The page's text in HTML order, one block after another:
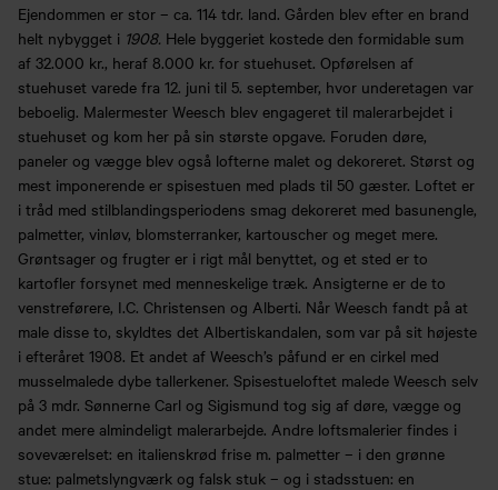
Ejendommen er stor – ca. 114 tdr. land. Gården blev efter en brand
helt nybygget i 1908. Hele byggeriet kostede den formidable sum
af 32.000 kr., heraf 8.000 kr. for stuehuset. Opførelsen af
stuehuset varede fra 12. juni til 5. september, hvor underetagen var
beboelig. Malermester Weesch blev engageret til malerarbejdet i
stuehuset og kom her på sin største opgave. Foruden døre,
paneler og vægge blev også lofterne malet og dekoreret. Størst og
mest imponerende er spisestuen med plads til 50 gæster. Loftet er
i tråd med stilblandingsperiodens smag dekoreret med basunengle,
palmetter, vinløv, blomsterranker, kartouscher og meget mere.
Grøntsager og frugter er i rigt mål benyttet, og et sted er to
kartofler forsynet med menneskelige træk. Ansigterne er de to
venstreførere, I.C. Christensen og Alberti. Når Weesch fandt på at
male disse to, skyldtes det Albertiskandalen, som var på sit højeste
i efteråret 1908. Et andet af Weesch’s påfund er en cirkel med
musselmalede dybe tallerkener. Spisestueloftet malede Weesch selv
på 3 mdr. Sønnerne Carl og Sigismund tog sig af døre, vægge og
andet mere almindeligt malerarbejde. Andre loftsmalerier findes i
soveværelset: en italienskrød frise m. palmetter – i den grønne
stue: palmetslyngværk og falsk stuk – og i stadsstuen: en